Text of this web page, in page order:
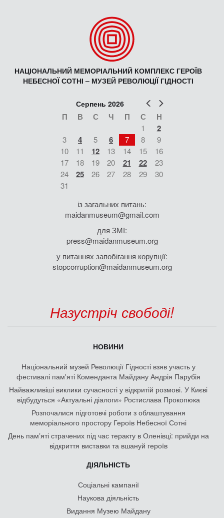
НАЦІОНАЛЬНИЙ МЕМОРІАЛЬНИЙ КОМПЛЕКС ГЕРОЇВ
НЕБЕСНОЇ СОТНІ – МУЗЕЙ РЕВОЛЮЦІЇ ГІДНОСТІ
Попер
Серпень 2026
П В С Ч П С Н
1 2
3 4 5 6 7 8
9
10
11 12 13 14 15
16
17
18 19 20 21 22
23
24
25 26 27 28 29
30
31
із загальних питань:
maidanmuseum@gmail.com
для ЗМІ:
press@maidanmuseum.org
у питаннях запобігання корупції:
stopcorruption@maidanmuseum.org
Назустріч свободі!
НОВИНИ
Національний музей Революції Гідності взяв участь у
фестивалі пам'яті Коменданта Майдану Андрія Парубія
Найважливіші виклики сучасності у відкритій розмові. У Києві
відбудуться «Актуальні діалоги» Ростислава Прокопюка
Розпочалися підготовчі роботи з облаштування
меморіального простору Героїв Небесної Сотні
День памʼяті страчених під час теракту в Оленівці: прийди на
відкриття виставки та вшануй героїв
ДІЯЛЬНІСТЬ
Соціальні кампанії
Наукова діяльність
Видання Музею Майдану